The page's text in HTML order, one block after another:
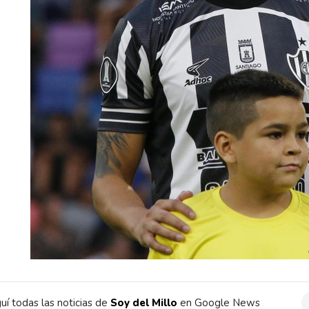
todas las noticias de Soy del Millo en Google News